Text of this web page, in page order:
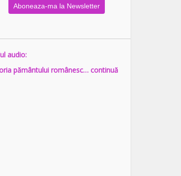
audio:
pământului românesc… continuă